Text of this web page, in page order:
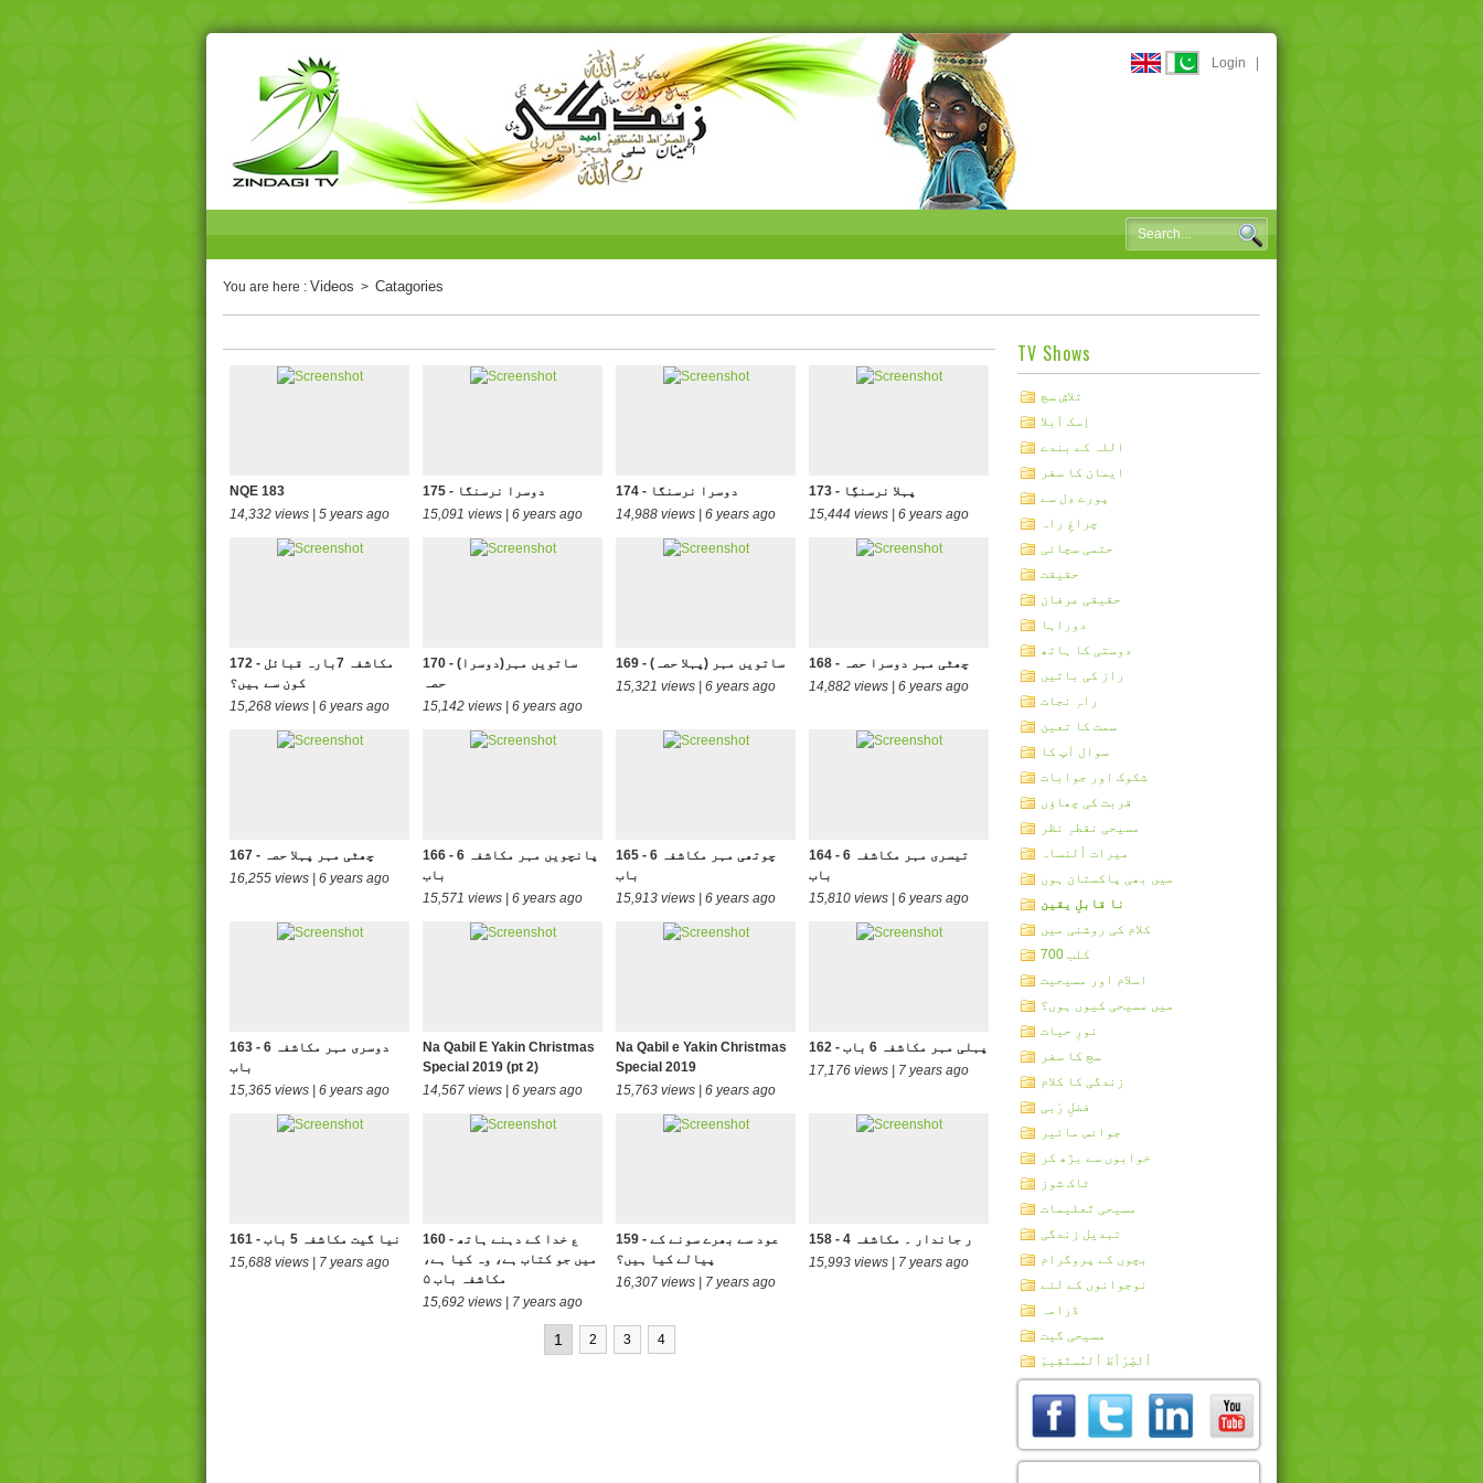
Login
You are here : Videos > Catagories
NQE 183
14,332 views | 5 years ago
175 - دوسرا نرسنگا
15,091 views | 6 years ago
174 - دوسرا نرسنگا
14,988 views | 6 years ago
173 - پہلا نرسنگِا
15,444 views | 6 years ago
172 - مکاشفہ 7بارہ قبائل
کون سے ہیں؟
15,268 views | 6 years ago
170 - (ساتویں مہر(دوسرا
حصہ
15,142 views | 6 years ago
169 - (ساتویں مہر (پہلا حصہ
15,321 views | 6 years ago
168 - چھٹی مہر دوسرا حصہ
14,882 views | 6 years ago
167 - چھٹی مہر پہلا حصہ
16,255 views | 6 years ago
166 - پانچویں مہر مکاشفہ 6
باب
15,571 views | 6 years ago
165 - چوتھی مہر مکاشفہ 6
باب
15,913 views | 6 years ago
164 - تیسری مہر مکاشفہ 6
باب
15,810 views | 6 years ago
163 - دوسری مہر مکاشفہ 6
باب
15,365 views | 6 years ago
Na Qabil E Yakin Christmas
Special 2019 (pt 2)
14,567 views | 6 years ago
Na Qabil e Yakin Christmas
Special 2019
15,763 views | 6 years ago
162 - پہلی مہر مکاشفہ 6 باب
17,176 views | 7 years ago
161 - نیا گیت مکاشفہ 5 باب
15,688 views | 7 years ago
160 - ع خدا کے دہنے ہاتھ
میں جو کتاب ہے، وہ کیا ہے،
مکاشفہ باب ۵
15,692 views | 7 years ago
159 - عود سے بھرے سونے کے
پیالے کیا ہیں؟
16,307 views | 7 years ago
158 - ر جاندار ۔ مکاشفہ 4
15,993 views | 7 years ago
1 2 3 4
TV Shows
تلاشِ سچ
اِسک آبلا
اللہ کے بندے
ایمان کا سفر
پورے دِل سے
چراغِ راہ
حتمی سچائی
حقیقت
حقیقی عرفان
دوراہا
دوستی کا ہاتھ
راز کی باتیں
راہِ نجات
سمت کا تعین
سوال آپ کا
شکوک اور جوابات
قربت کی چھاؤں
مسیحی نقطہِ نظر
میرات اُلنساہ
میں بھی پاکستان ہوں
نا قابلِ یقین
کلام کی روشنی میں
کلب 700
اسلام اور مسیحیت
میں مسیحی کیوں ہوں؟
نورِ حیات
سچ کا سفر
زندگی کا کلام
فضلِ رَبی
جوائس مائیر
خوابوں سے بڑھ کر
ٹاک شوز
مسیحی تَعلیمات
تبدیل زندگی
بچوں کے پروگرام
نوجوانوں کے لئے
ڈرامہ
مسیحی گیت
اُلصِّرَٲطَ اُلمُستَقِيمَ